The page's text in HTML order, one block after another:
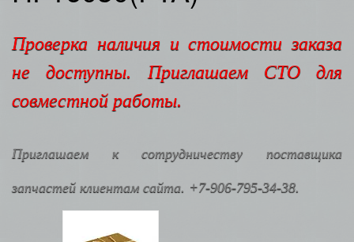
Проверка наличия и стоимости заказа
не доступны. Приглашаем СТО для
совместной работы.
Приглашаем к сотрудничеству поставщика
запчастей клиентам сайта. +7-906-795-34-38.